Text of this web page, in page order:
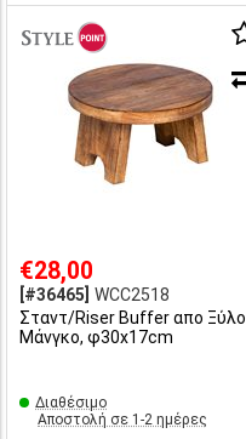
€28,00
[#36465] WCC2518
Σταντ/Riser Buffer απο Ξύλο
Μάνγκο, φ30x17cm
Διαθέσιμο
Αποστολή σε 1-2 ημέρες